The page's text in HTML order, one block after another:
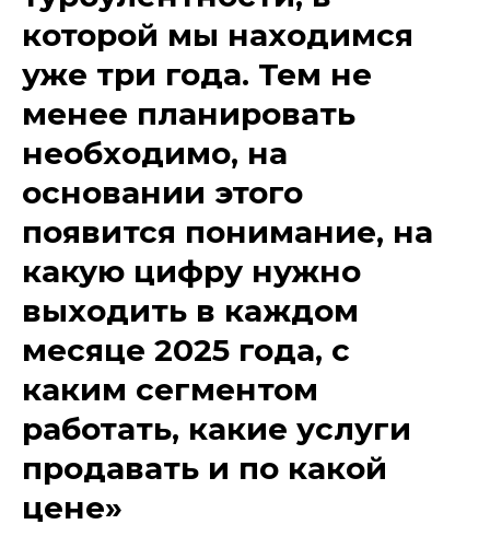
которой мы находимся
уже три года. Тем не
менее планировать
необходимо, на
основании этого
появится понимание, на
какую цифру нужно
выходить в каждом
месяце 2025 года, с
каким сегментом
работать, какие услуги
продавать и по какой
цене»